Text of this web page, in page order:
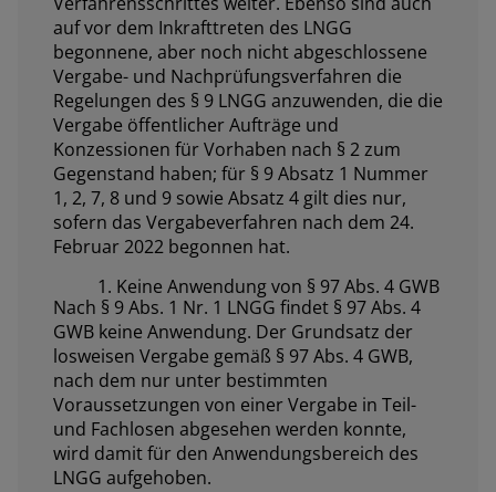
auf vor dem Inkrafttreten des LNGG
begonnene, aber noch nicht abgeschlossene
Vergabe- und Nachprüfungsverfahren die
Regelungen des § 9 LNGG anzuwenden, die die
Vergabe öffentlicher Aufträge und
Konzessionen für Vorhaben nach § 2 zum
Gegenstand haben; für § 9 Absatz 1 Nummer
1, 2, 7, 8 und 9 sowie Absatz 4 gilt dies nur,
sofern das Vergabeverfahren nach dem 24.
Februar 2022 begonnen hat.
1. Keine Anwendung von § 97 Abs. 4 GWB
Nach § 9 Abs. 1 Nr. 1 LNGG findet § 97 Abs. 4
GWB keine Anwendung. Der Grundsatz der
losweisen Vergabe gemäß § 97 Abs. 4 GWB,
nach dem nur unter bestimmten
Voraussetzungen von einer Vergabe in Teil-
und Fachlosen abgesehen werden konnte,
wird damit für den Anwendungsbereich des
LNGG aufgehoben.